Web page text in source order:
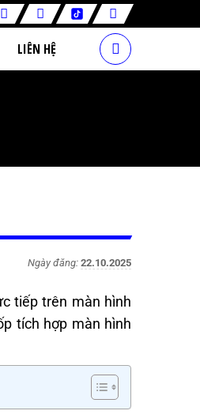
LIÊN HỆ
Ngày đăng: 22.10.2025
tiếp trên màn hình
tích hợp màn hình